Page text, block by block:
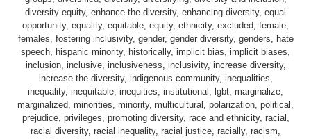
diversity equity, enhance the diversity, enhancing diversity, equal
opportunity, equality, equitable, equity, ethnicity, excluded, female,
females, fostering inclusivity, gender, gender diversity, genders, hate
speech, hispanic minority, historically, implicit bias, implicit biases,
inclusion, inclusive, inclusiveness, inclusivity, increase diversity,
increase the diversity, indigenous community, inequalities,
inequality, inequitable, inequities, institutional, lgbt, marginalize,
marginalized, minorities, minority, multicultural, polarization, political,
prejudice, privileges, promoting diversity, race and ethnicity, racial,
racial diversity, racial inequality, racial justice, racially, racism,